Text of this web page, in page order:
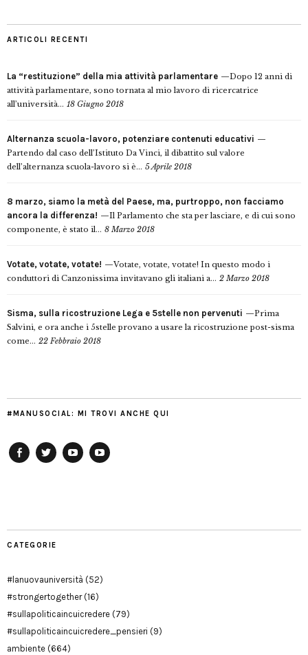
ARTICOLI RECENTI
La “restituzione” della mia attività parlamentare
Dopo 12 anni di
attività parlamentare, sono tornata al mio lavoro di ricercatrice
all’università... 18 Giugno 2018
Alternanza scuola-lavoro, potenziare contenuti educativi
Partendo dal caso dell’Istituto Da Vinci, il dibattito sul valore
dell’alternanza scuola-lavoro si è... 5 Aprile 2018
8 marzo, siamo la metà del Paese, ma, purtroppo, non facciamo
ancora la differenza!
Il Parlamento che sta per lasciare, e di cui sono
componente, è stato il... 8 Marzo 2018
Votate, votate, votate!
Votate, votate, votate! In questo modo i
conduttori di Canzonissima invitavano gli italiani a... 2 Marzo 2018
Sisma, sulla ricostruzione Lega e 5stelle non pervenuti
Prima
Salvini, e ora anche i 5stelle provano a usare la ricostruzione post-sisma
come... 22 Febbraio 2018
#MANUSOCIAL: MI TROVI ANCHE QUI
CATEGORIE
#lanuovauniversità (52)
#strongertogether(16)
#sullapoliticaincuicredere (79)
#sullapoliticaincuicredere_pensieri (9)
ambiente (664)